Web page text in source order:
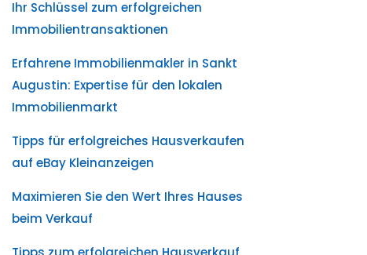
Ihr Schlüssel zum erfolgreichen
Immobilientransaktionen
Erfahrene Immobilienmakler in Sankt
Augustin: Expertise für den lokalen
Immobilienmarkt
Tipps für erfolgreiches Hausverkaufen
auf eBay Kleinanzeigen
Maximieren Sie den Wert Ihres Hauses
beim Verkauf